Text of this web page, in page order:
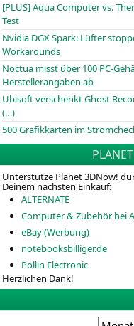
[PLUS] Aqua Computer vs.
Test
Nvidia DGX Spark: Lüfter
Workarounds
Noctua misst über 100 PC-
Herstellerangaben ab
Ubisoft verschenkt Ghost
(…)
500 Grafikkarten im
Unterstütze Planet 3DNow!
Deinem nächsten Einkauf:
ALTERNATE
Computer & Zubehör bei
eBay (Werbung)
notebooksbilliger.de
Pollin Electronic
Herzlichen Dank!